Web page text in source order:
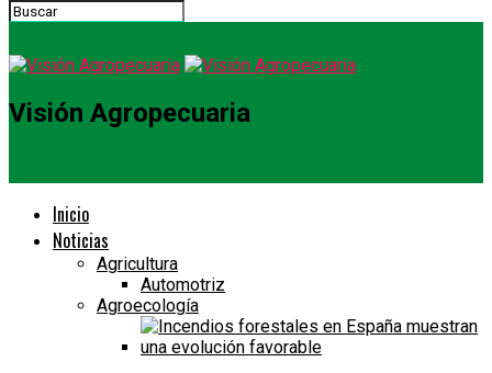
Visión Agropecuaria
Inicio
Noticias
Agricultura
Automotriz
Agroecología